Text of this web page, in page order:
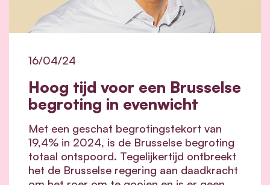
Hoog tijd voor een Brusselse
begroting in evenwicht
16/04/24
Met een geschat begrotingstekort van
19,4% in 2024, is de Brusselse begroting
totaal ontspoord. Tegelijkertijd ontbreekt
het de Brusselse regering aan daadkracht